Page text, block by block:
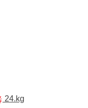
24.kg